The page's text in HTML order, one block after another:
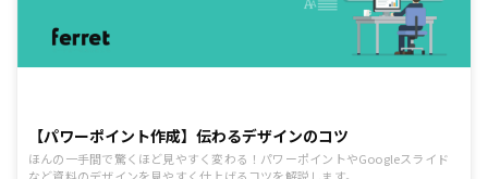
【パワーポイント作成】伝わるデザインのコツ
ほんの一手間で驚くほど見やすく変わる！パワーポイントやGoogleスライド